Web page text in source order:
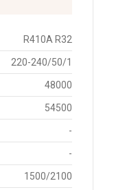
R410A R32
220-240/50/1
48000
54500
-
-
1500/2100